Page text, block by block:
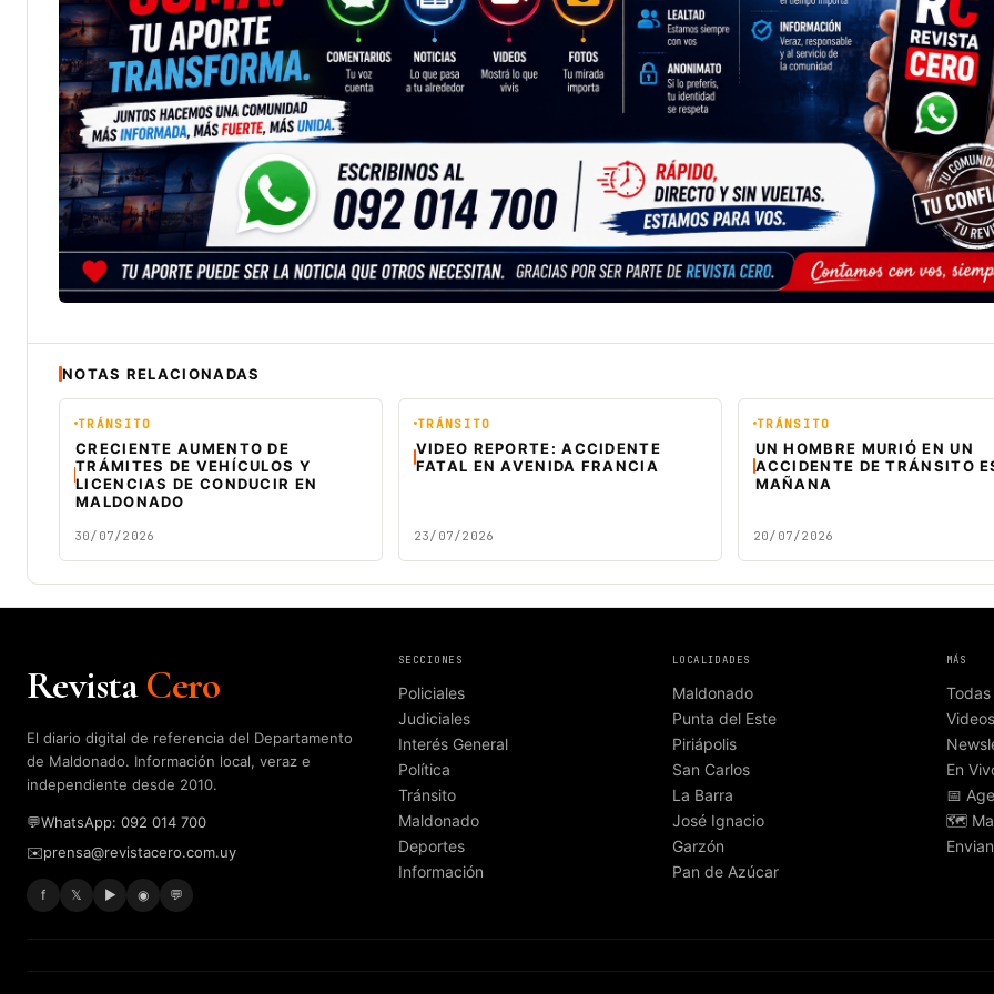
NOTAS RELACIONADAS
TRÁNSITO
CRECIENTE AUMENTO DE
TRÁMITES DE VEHÍCULOS Y
LICENCIAS DE CONDUCIR EN
MALDONADO
30/07/2026
TRÁNSITO
VIDEO REPORTE: ACCIDENTE
FATAL EN AVENIDA FRANCIA
23/07/2026
TRÁNSITO
UN HOMBRE MURIÓ EN UN
ACCIDENTE DE TRÁNSITO
MAÑANA
20/07/2026
RevistaCero
El diario digital de referencia del Departamento
de Maldonado. Información local, veraz e
independiente desde 2010.
💬WhatsApp: 092 014 700
✉️prensa@revistacero.com.uy
f 𝕏 ▶ ◉ 💬
SECCIONES
Policiales
Judiciales
Interés General
Política
Tránsito
Maldonado
Deportes
Información
LOCALIDADES
Maldonado
Punta del Este
Piriápolis
San Carlos
La Barra
José Ignacio
Garzón
Pan de Azúcar
MÁS
En
📅
🗺️